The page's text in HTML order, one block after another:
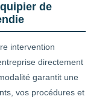
de
intervention
directement
garantit une
vos procédures et